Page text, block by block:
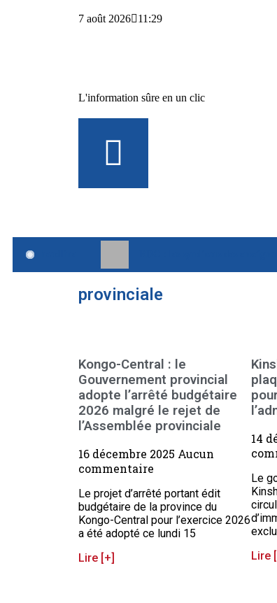
7 août 2026 11:29
L'information sûre en un clic
provinciale
Kongo-Central : le
Gouvernement provincial
adopte l’arrêté budgétaire
2026 malgré le rejet de
l’Assemblée provinciale
16 décembre 2025 Aucun
commentaire
Le projet d’arrêté portant édit
budgétaire de la province du
Kongo-Central pour l’exercice 2026
a été adopté ce lundi 15
Lire [+]
14
Le
Lire